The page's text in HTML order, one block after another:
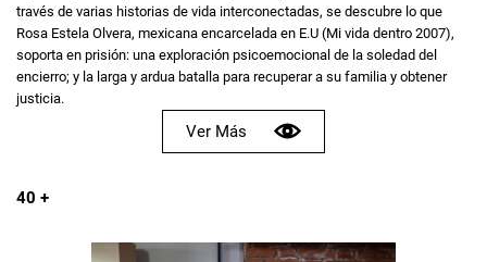
través de varias historias de vida interconectadas, se descubre lo que
Rosa Estela Olvera, mexicana encarcelada en E.U (Mi vida dentro 2007),
soporta en prisión: una exploración psicoemocional de la soledad del
encierro; y la larga y ardua batalla para recuperar a su familia y obtener
justicia.
Ver Más
40 +